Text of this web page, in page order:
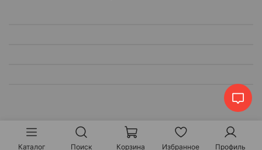
Каталог Поиск Корзина Избранное Профиль